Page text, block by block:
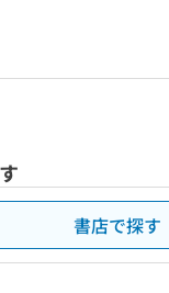
書店で探す